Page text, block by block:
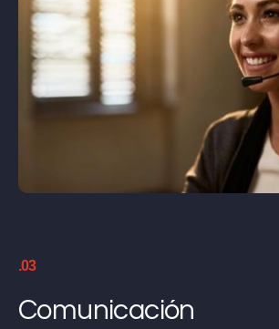
.03
Comunicación